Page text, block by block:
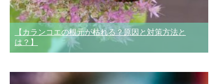
【カランコエの根元が枯れる？原因と対策方法と
は？】